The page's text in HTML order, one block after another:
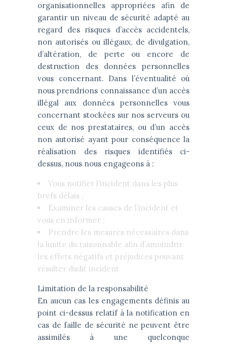
organisationnelles appropriées afin de
garantir un niveau de sécurité adapté au
regard des risques d’accès accidentels,
non autorisés ou illégaux, de divulgation,
d’altération, de perte ou encore de
destruction des données personnelles
vous concernant. Dans l’éventualité où
nous prendrions connaissance d’un accès
illégal aux données personnelles vous
concernant stockées sur nos serveurs ou
ceux de nos prestataires, ou d’un accès
non autorisé ayant pour conséquence la
réalisation des risques identifiés ci-
dessus, nous nous engageons à :
Vous notifier l’incident dans les plus
brefs délais ;
Examiner les causes de l’incident et
vous en informer ;
Prendre les mesures nécessaires dans
la limite du raisonnable afin d’amoindrir
les effets négatifs et préjudices pouvant
résulter dudit incident
Limitation de la responsabilité
En aucun cas les engagements définis au
point ci-dessus relatif à la notification en
cas de faille de sécurité ne peuvent être
assimilés à une quelconque